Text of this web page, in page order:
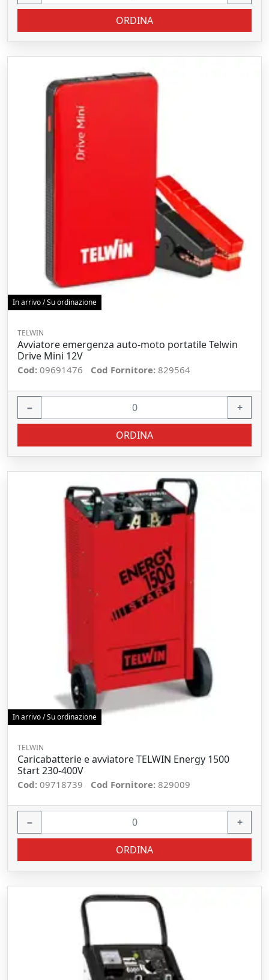
ORDINA
In arrivo / Su ordinazione
TELWIN
Avviatore emergenza auto-moto portatile Telwin
Drive Mini 12V
Cod: 09691476 Cod Fornitore: 829564
− +
ORDINA
In arrivo / Su ordinazione
TELWIN
Caricabatterie e avviatore TELWIN Energy 1500
Start 230-400V
Cod: 09718739 Cod Fornitore: 829009
− +
ORDINA